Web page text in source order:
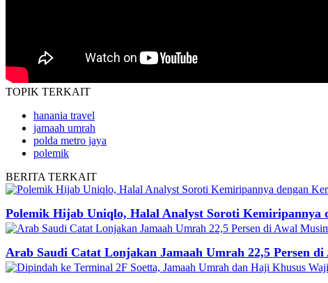
TOPIK TERKAIT
hanania travel
jamaah umrah
polda metro jaya
polemik
BERITA TERKAIT
Polemik Hijab Uniqlo, Halal Analyst Soroti Kemiripannya
Arab Saudi Catat Lonjakan Jamaah Umrah 22,5 Persen